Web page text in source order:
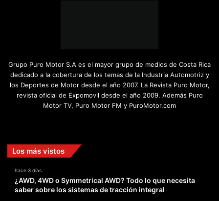
Grupo Puro Motor S.A es el mayor grupo de medios de Costa Rica
dedicado a la cobertura de los temas de la Industria Automotriz y
los Deportes de Motor desde el año 2007. La Revista Puro Motor,
revista oficial de Expomovil desde el año 2009. Además Puro
Motor TV, Puro Motor FM y PuroMotor.com
Los más vistos
hace 3 días
¿AWD, 4WD o Symmetrical AWD? Todo lo que necesita
saber sobre los sistemas de tracción integral